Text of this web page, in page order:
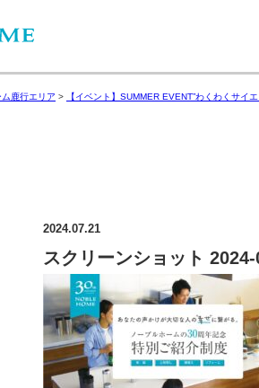
ム鹿行エリア > 【イベント】SUMMER EVENT”わくわくサイ
2024.07.21
スクリーンショット